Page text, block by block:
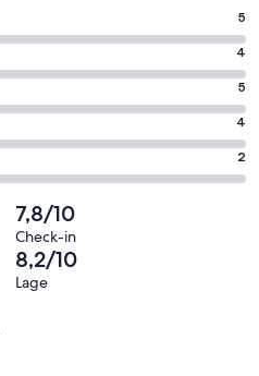
5
4
5
4
2
7,8/10
Check-in
8,2/10
Lage